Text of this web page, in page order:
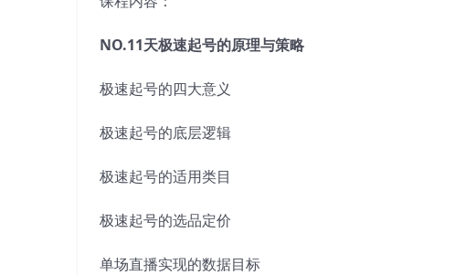
NO.11天极速起号的原理与策略
极速起号的四大意义
极速起号的底层逻辑
极速起号的适用类目
极速起号的选品定价
单场直播实现的数据目标